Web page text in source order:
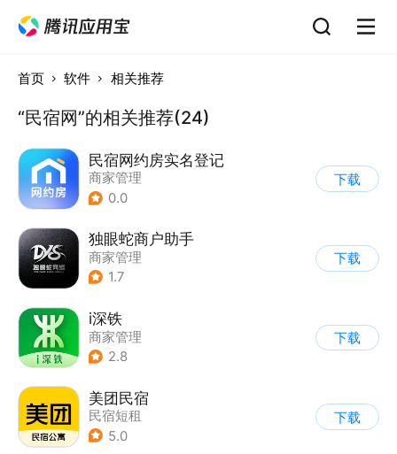
首页 软件 相关推荐
“民宿网”的相关推荐(24)
民宿网约房实名登记
商家管理
0.0
下载
独眼蛇商户助手
商家管理
1.7
下载
i深铁
商家管理
2.8
下载
美团民宿
民宿短租
5.0
下载